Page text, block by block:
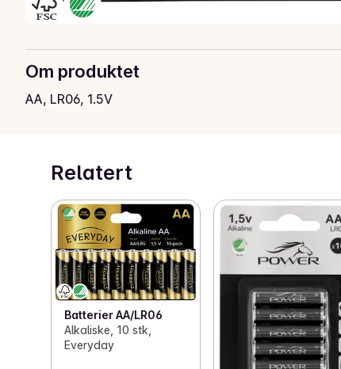
Om produktet
AA, LR06, 1.5V
Relatert
Batterier AA/LR06
Alkaliske, 10 stk,
Everyday